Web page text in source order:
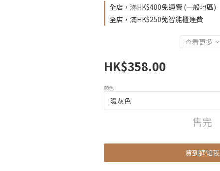
全店，滿HK$400免運費 (一般地區)
全店，滿HK$250免智能櫃運費
查看更多
HK$358.00
顏色
售完
貨到通知我